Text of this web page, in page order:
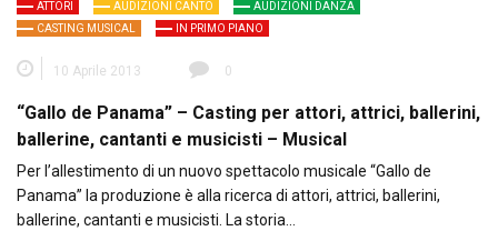
ATTORI AUDIZIONI CANTO
AUDIZIONI DANZA
CASTING MUSICAL
IN PRIMO PIANO
10 Aprile 2013 0
“Gallo de Panama” – Casting per attori, attrici, ballerini,
ballerine, cantanti e musicisti – Musical
Per l’allestimento di un nuovo spettacolo musicale “Gallo de
Panama” la produzione è alla ricerca di attori, attrici, ballerini,
ballerine, cantanti e musicisti. La storia…